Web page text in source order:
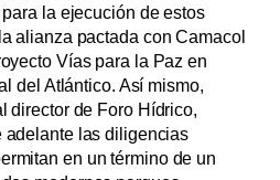
la ejecución de estos
alianza pactada con Camacol
Vías para la Paz en
del Atlántico. Así mismo,
director de Foro Hídrico,
adelante las diligencias
en un término de un